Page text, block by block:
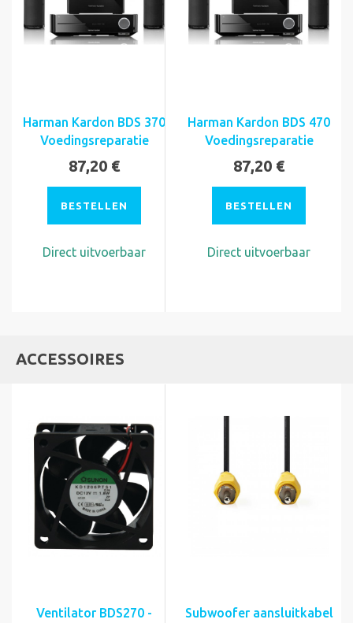
Harman Kardon BDS 370
Voedingsreparatie
87,20 €
BESTELLEN
Direct uitvoerbaar
Harman Kardon BDS 470
Voedingsreparatie
87,20 €
BESTELLEN
Direct uitvoerbaar
ACCESSOIRES
Ventilator BDS270 -
Subwoofer aansluitkabel